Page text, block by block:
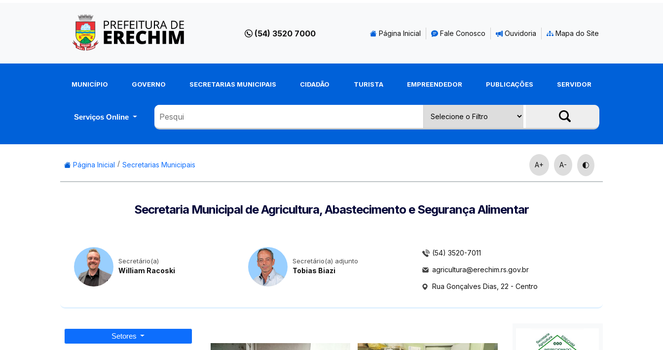
(54) 3520 7000 Página Inicial Fale Conosco Ouvidoria Mapa do Site
MUNICÍPIO GOVERNO SECRETARIAS MUNICIPAIS CIDADÃO TURISTA EMPREENDEDOR PUBLICAÇÕES SERVIDOR
Serviços Online
Página Inicial Secretarias Municipais A+ A-
Secretaria Municipal de Agricultura, Abastecimento e Segurança Alimentar
Secretário(a)
William Racoski
Secretário(a) adjunto
Tobias Biazi
(54) 3520-7011
agricultura@erechim.rs.gov.br
Rua Gonçalves Dias, 22 - Centro
Setores